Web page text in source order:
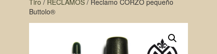
Tiro / RECLAMOS/ Reclamo CORZO pequeño
Buttolo®